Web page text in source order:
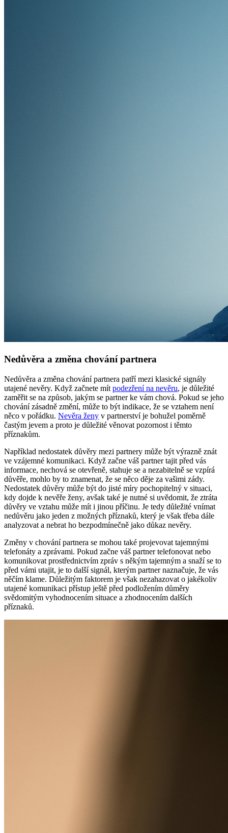
Nedůvěra a změna chování partnera
Nedůvěra a změna chování partnera patří mezi klasické signály
utajené nevěry. Když začnete mít podezření na nevěru, je důležité
zaměřit se na způsob, jakým se partner ke vám chová. Pokud se jeho
chování zásadně změní, může to být indikace, že se vztahem není
něco v pořádku. Nevěra ženy v partnerství je bohužel poměrně
častým jevem a proto je důležité věnovat pozornost i těmto
příznakům.
Například nedostatek důvěry mezi partnery může být výrazně znát
ve vzájemné komunikaci. Když začne váš partner tajit před vás
informace, nechová se otevřeně, stahuje se a nezabitelně se vzpírá
důvěře, mohlo by to znamenat, že se něco děje za vašimi zády.
Nedostatek důvěry může být do jisté míry pochopitelný v situaci,
kdy dojde k nevěře ženy, avšak také je nutné si uvědomit, že ztráta
důvěry ve vztahu může mít i jinou příčinu. Je tedy důležité vnímat
nedůvěru jako jeden z možných příznaků, který je však třeba dále
analyzovat a nebrat ho bezpodmínečně jako důkaz nevěry.
Změny v chování partnera se mohou také projevovat tajemnými
telefonáty a zprávami. Pokud začne váš partner telefonovat nebo
komunikovat prostřednictvím zpráv s někým tajemným a snaží se to
před vámi utajit, je to další signál, kterým partner naznačuje, že vás
něčím klame. Důležitým faktorem je však nezahazovat o jakékoliv
utajené komunikaci přístup ještě před podložením důměry
svědomitým vyhodnocením situace a zhodnocením dalších
příznaků.